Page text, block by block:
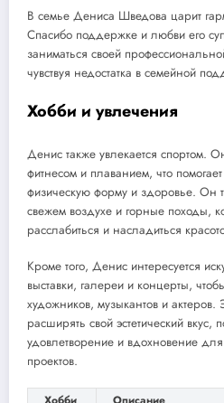
В семье Дениса Шведова царит
Спасибо поддержке и любви его
заниматься своей
чувствуя недостатка в семейной
Хобби и увлечения
Денис также увлекается спортом.
фитнесом и плаванием, что
физическую форму и здоровье. Он
свежем воздухе и горные походы,
расслабиться и насладиться
Кроме того, Денис интересуется
выставки, галереи и концерты,
художников, музыкантов и актеров.
расширять свой эстетический
удовлетворение и вдохновение для
проектов.